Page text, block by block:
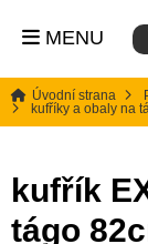
MENU
Úvodní strana
kufříky a obaly na
kufřík
tágo